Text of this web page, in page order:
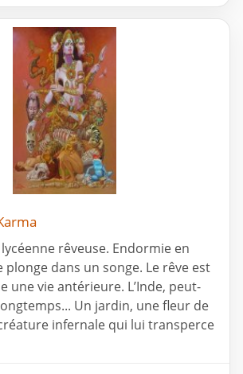
rêveuse. Endormie en
plonge dans un songe. Le rêve est
une vie antérieure. L’Inde, peut-
Un jardin, une fleur de
infernale qui lui transperce